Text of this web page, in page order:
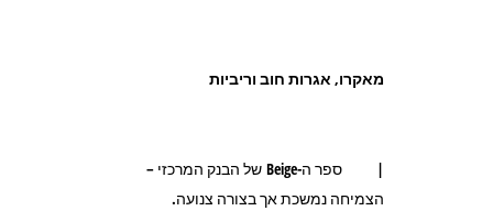
מאקרו, אגרות חוב וריביות
| ספר ה-Beige של הבנק המרכזי –
הצמיחה נמשכת אך בצורה צנועה.